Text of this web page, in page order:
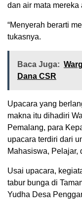
dan air mata
“Menyerah berarti
tukasnya.
Baca Juga:
Dana CSR
Upacara yang
makna itu dihadiri
Pemalang, para
upacara terdiri dari
Mahasiswa, Pelajar,
Usai upacara,
tabur bunga di
Yudha Desa